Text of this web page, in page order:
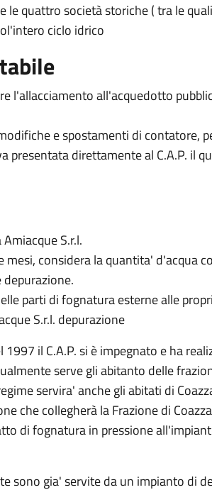
quattro società storiche ( tra le
ciclo idrico
l'allacciamento all'acquedotto
e spostamenti di contatore,
presentata direttamente al C.A.P. il
S.r.l.
considera la quantita' d'acqua
parti di fognatura esterne alle
S.r.l. depurazione
il C.A.P. si è impegnato e ha
serve gli abitanto delle
servira' anche gli abitati di
che collegherà la Frazione di
di fognatura in pressione
sono gia' servite da un impianto di